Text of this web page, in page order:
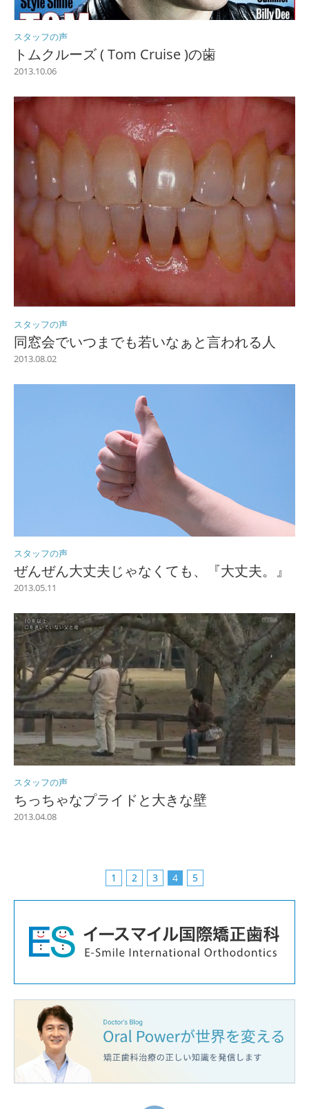
スタッフの声
トムクルーズ ( Tom Cruise )の歯
2013.10.06
スタッフの声
同窓会でいつまでも若いなぁと言われる人
2013.08.02
スタッフの声
ぜんぜん大丈夫じゃなくても、『大丈夫。』
2013.05.11
スタッフの声
ちっちゃなプライドと大きな壁
2013.04.08
1 2 3 4 5